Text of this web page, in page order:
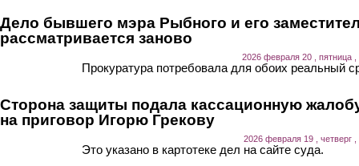
Дело бывшего мэра Рыбного и его
рассматривается заново
2026 февраля 20 , пятница ,
Прокуратура потребовала для обоих реальный
Сторона защиты подала кассационную
на приговор Игорю Грекову
2026 февраля 19 , четверг ,
Это указано в картотеке дел на сайте суда.